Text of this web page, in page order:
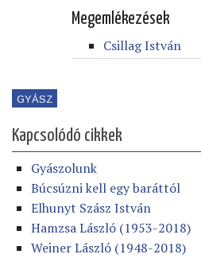
Megemlékezések
Csillag István
GYÁSZ
Kapcsolódó cikkek
Gyászolunk
Búcsúzni kell egy baráttól
Elhunyt Szász István
Hamzsa László (1953-2018)
Weiner László (1948-2018)